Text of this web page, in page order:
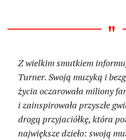
Z wielkim smutkiem
Turner. Swoją muzyką i
życia oczarowała miliony
i zainspirowała przyszłe
drogą przyjaciółkę, która
największe dzieło: swoją